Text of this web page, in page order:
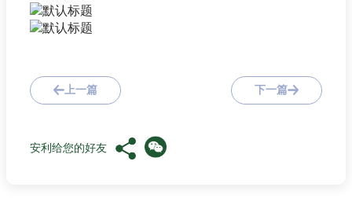
上一篇 下一篇
安利给您的好友